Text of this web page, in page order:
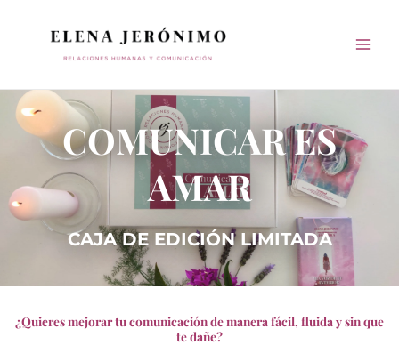
COMUNICAR ES
AMAR
CAJA DE EDICIÓN LIMITADA
¿Quieres mejorar tu comunicación de manera fácil, fluida y sin que
te dañe?